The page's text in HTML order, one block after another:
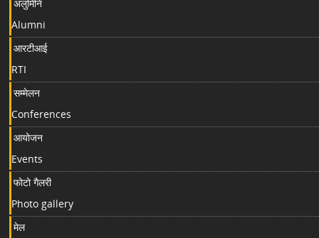
अलुमिनि
Alumni
आरटीआई
RTI
सम्मेलन
Conferences
आयोजन
Events
फोटो गैलरी
Photo gallery
मेल